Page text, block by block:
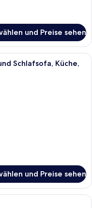
und Preise sehen
mit einer Couch,
Schlafsofa, Küche,
und Preise sehen